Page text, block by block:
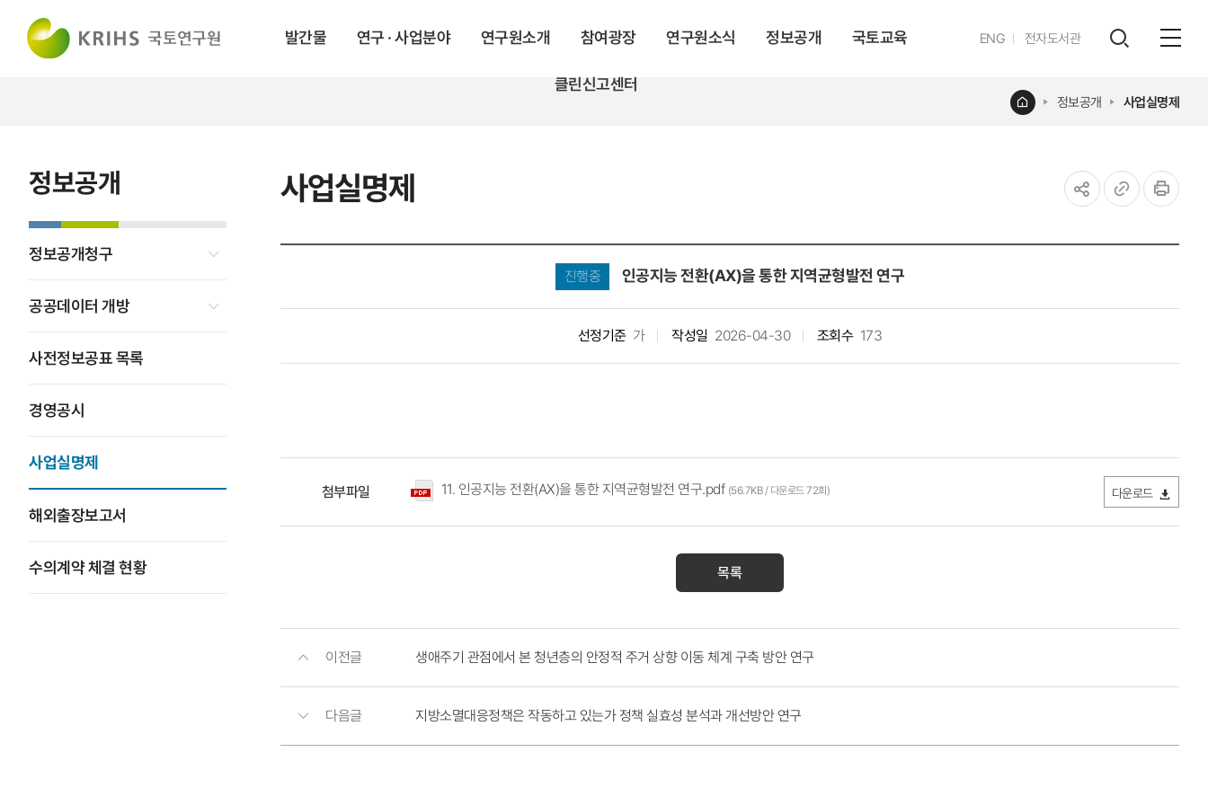
발간물 연구 · 사업분야 연구원소개 참여광장 연구원소식 정보공개 국토교육
클린신고센터
ENG영문전자도서관
레이어
사업실명제
홈 정보공개 사업실명제
정보공개
정보공개청구
공공데이터 개방
사전정보공표 목록
경영공시
사업실명제
해외출장보고서
수의계약 체결 현황
진행중 인공지능 전환(AX)을 통한 지역균형발전 연구
선정기준 가 작성일 2026-04-30 조회수 173
첨부파일 11. 인공지능 전환(AX)을 통한 지역균형발전 연구.pdf (56.7KB / 다운로드 72회) 다운로드
목록
이전글 생애주기 관점에서 본 청년층의 안정적 주거 상향 이동 체계 구축 방안 연구
다음글 지방소멸대응정책은 작동하고 있는가 정책 실효성 분석과 개선방안 연구